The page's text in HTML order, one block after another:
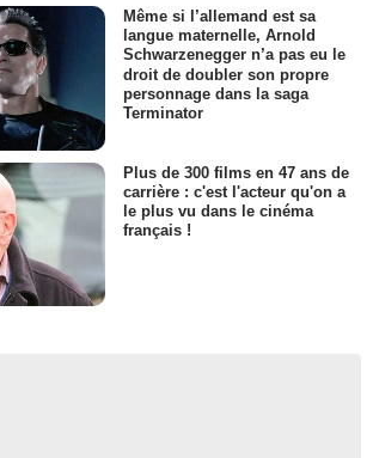
Même si l’allemand est sa
langue maternelle, Arnold
Schwarzenegger n’a pas eu le
droit de doubler son propre
personnage dans la saga
Terminator
Plus de 300 films en 47 ans de
carrière : c'est l'acteur qu'on a
le plus vu dans le cinéma
français !